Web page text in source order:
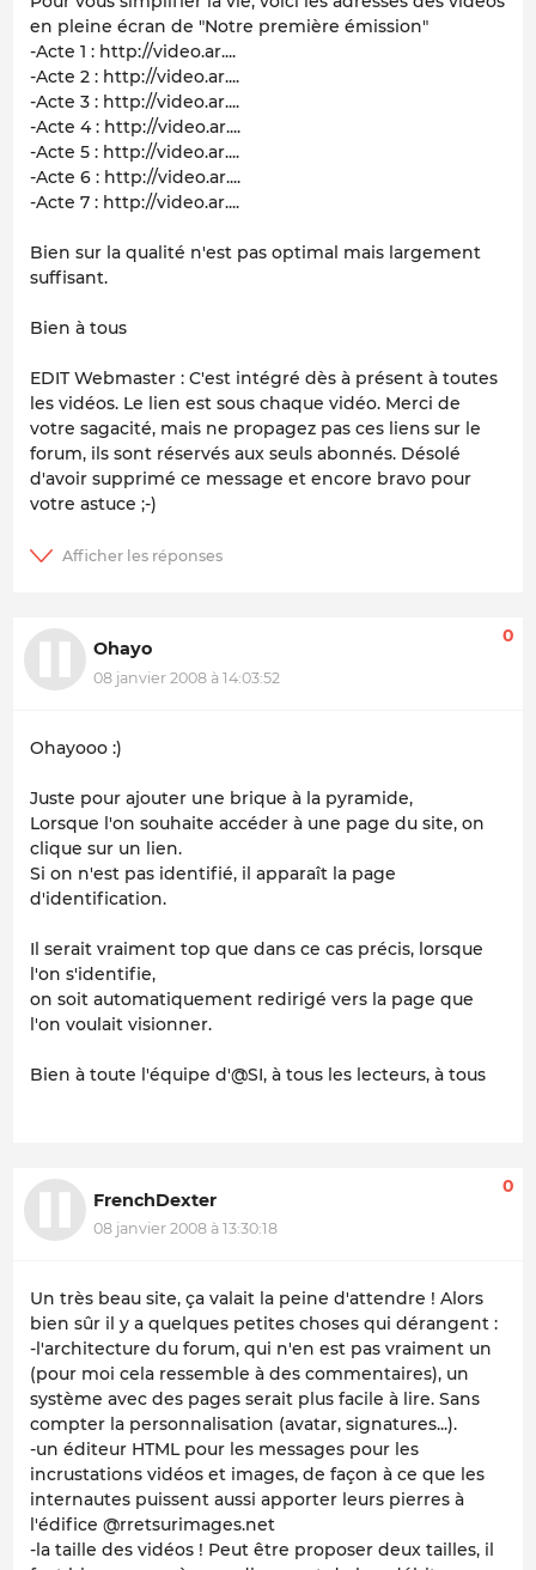
en pleine écran de "Notre première émission"
-Acte 1 : http://video.ar....
-Acte 2 : http://video.ar....
-Acte 3 : http://video.ar....
-Acte 4 : http://video.ar....
-Acte 5 : http://video.ar....
-Acte 6 : http://video.ar....
-Acte 7 : http://video.ar....
Bien sur la qualité n'est pas optimal mais largement
suffisant.
Bien à tous
EDIT Webmaster : C'est intégré dès à présent à toutes
les vidéos. Le lien est sous chaque vidéo. Merci de
votre sagacité, mais ne propagez pas ces liens sur le
forum, ils sont réservés aux seuls abonnés. Désolé
d'avoir supprimé ce message et encore bravo pour
votre astuce ;-)
Ohayo
08 janvier 2008 à 14:03:52
0
Ohayooo :)
Juste pour ajouter une brique à la pyramide,
Lorsque l'on souhaite accéder à une page du site, on
clique sur un lien.
Si on n'est pas identifié, il apparaît la page
d'identification.
Il serait vraiment top que dans ce cas précis, lorsque
l'on s'identifie,
on soit automatiquement redirigé vers la page que
l'on voulait visionner.
Bien à toute l'équipe d'@SI, à tous les lecteurs, à tous
FrenchDexter
08 janvier 2008 à 13:30:18
0
Un très beau site, ça valait la peine d'attendre ! Alors
bien sûr il y a quelques petites choses qui dérangent :
-l'architecture du forum, qui n'en est pas vraiment un
(pour moi cela ressemble à des commentaires), un
système avec des pages serait plus facile à lire. Sans
compter la personnalisation (avatar, signatures...).
-un éditeur HTML pour les messages pour les
incrustations vidéos et images, de façon à ce que les
internautes puissent aussi apporter leurs pierres à
l'édifice @rretsurimages.net
-la taille des vidéos ! Peut être proposer deux tailles, il